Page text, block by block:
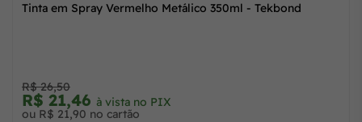
Tinta Spray Azul Metálico Tekbond 350ml 23271006900
R$ 23,42à vista no PIX
ou R$ 23,90 no cartão